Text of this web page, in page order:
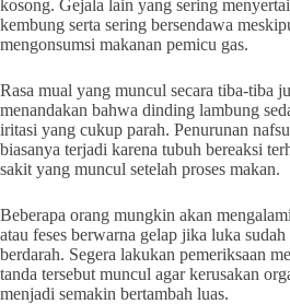
kosong. Gejala lain yang sering
kembung serta sering bersendawa
mengonsumsi makanan pemicu gas.
Rasa mual yang muncul secara tiba-tiba
menandakan bahwa dinding lambung
iritasi yang cukup parah. Penurunan
biasanya terjadi karena tubuh bereaksi
sakit yang muncul setelah proses makan.
Beberapa orang mungkin akan
atau feses berwarna gelap jika luka sudah
berdarah. Segera lakukan pemeriksaan
tanda tersebut muncul agar kerusakan
menjadi semakin bertambah luas.